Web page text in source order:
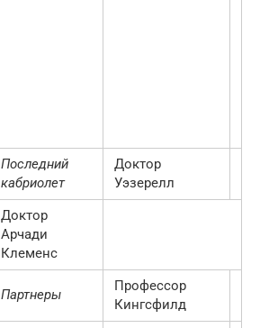
Последний
кабриолет
Доктор
Уэзерелл
Доктор
Арчади
Клеменс
Партнеры
Профессор
Кингсфилд